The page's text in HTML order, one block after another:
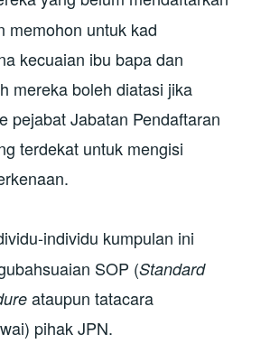
memohon untuk kad
kecuaian ibu bapa dan
mereka boleh diatasi jika
pejabat Jabatan Pendaftaran
terdekat untuk mengisi
individu kumpulan ini
SOP (Standard
ataupun tatacara
pihak JPN.